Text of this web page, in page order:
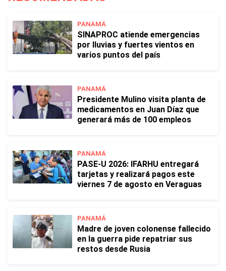
PANAMÁ
SINAPROC atiende emergencias
por lluvias y fuertes vientos en
varios puntos del país
PANAMÁ
Presidente Mulino visita planta de
medicamentos en Juan Díaz que
generará más de 100 empleos
PANAMÁ
PASE-U 2026: IFARHU entregará
tarjetas y realizará pagos este
viernes 7 de agosto en Veraguas
PANAMÁ
Madre de joven colonense fallecido
en la guerra pide repatriar sus
restos desde Rusia